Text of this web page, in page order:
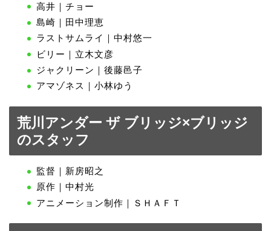
高井｜チョー
島崎｜田中理恵
ラストサムライ｜中村悠一
ビリー｜立木文彦
ジャクリーン｜後藤邑子
アマゾネス｜小林ゆう
荒川アンダー ザ ブリッジ×ブリッジ
のスタッフ
監督｜新房昭之
原作｜中村光
アニメーション制作｜ＳＨＡＦＴ